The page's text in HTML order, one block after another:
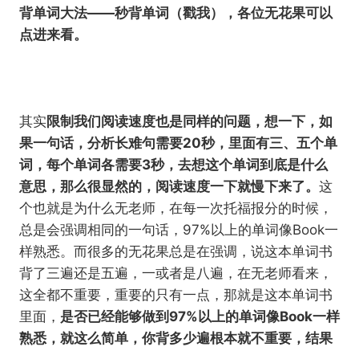
背单词大法——秒背单词（戳我），各位无花果可以
点进来看。
其实限制我们阅读速度也是同样的问题，想一下，如
果一句话，分析长难句需要20秒，里面有三、五个单
词，每个单词各需要3秒，去想这个单词到底是什么
意思，那么很显然的，阅读速度一下就慢下来了。 这
个也就是为什么无老师，在每一次托福报分的时候，
总是会强调相同的一句话，97%以上的单词像Book一
样熟悉。而很多的无花果总是在强调，说这本单词书
背了三遍还是五遍，一或者是八遍，在无老师看来，
这全都不重要，重要的只有一点，那就是这本单词书
里面， 是否已经能够做到97%以上的单词像Book一样
熟悉，就这么简单，你背多少遍根本就不重要，结果